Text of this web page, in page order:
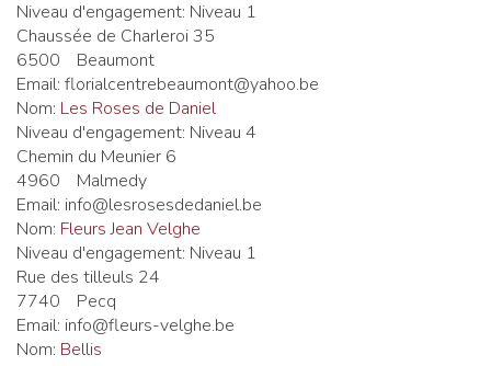
Niveau d'engagement: Niveau 1
Chaussée de Charleroi 35
6500
Beaumont
Email: florialcentrebeaumont@yahoo.be
Nom: Les Roses de Daniel
Niveau d'engagement: Niveau 4
Chemin du Meunier 6
4960
Malmedy
Email: info@lesrosesdedaniel.be
Nom: Fleurs Jean Velghe
Niveau d'engagement: Niveau 1
Rue des tilleuls 24
7740
Pecq
Email: info@fleurs-velghe.be
Nom: Bellis